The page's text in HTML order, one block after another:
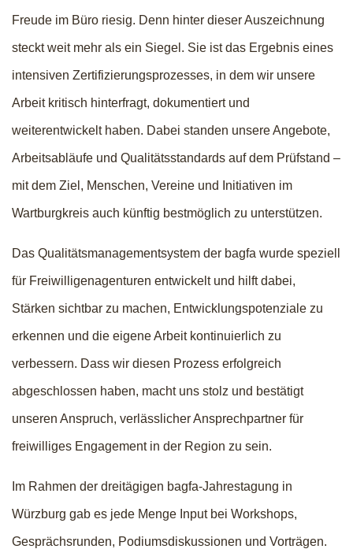
Freude im Büro riesig. Denn hinter dieser Auszeichnung
steckt weit mehr als ein Siegel. Sie ist das Ergebnis eines
intensiven Zertifizierungsprozesses, in dem wir unsere
Arbeit kritisch hinterfragt, dokumentiert und
weiterentwickelt haben. Dabei standen unsere Angebote,
Arbeitsabläufe und Qualitätsstandards auf dem Prüfstand –
mit dem Ziel, Menschen, Vereine und Initiativen im
Wartburgkreis auch künftig bestmöglich zu unterstützen.
Das Qualitätsmanagementsystem der bagfa wurde speziell
für Freiwilligenagenturen entwickelt und hilft dabei,
Stärken sichtbar zu machen, Entwicklungspotenziale zu
erkennen und die eigene Arbeit kontinuierlich zu
verbessern. Dass wir diesen Prozess erfolgreich
abgeschlossen haben, macht uns stolz und bestätigt
unseren Anspruch, verlässlicher Ansprechpartner für
freiwilliges Engagement in der Region zu sein.
Im Rahmen der dreitägigen bagfa-Jahrestagung in
Würzburg gab es jede Menge Input bei Workshops,
Gesprächsrunden, Podiumsdiskussionen und Vorträgen.